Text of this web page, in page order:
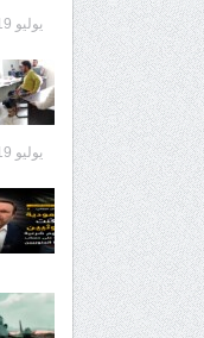
يوليو 19, 2026
يوليو 19, 2026